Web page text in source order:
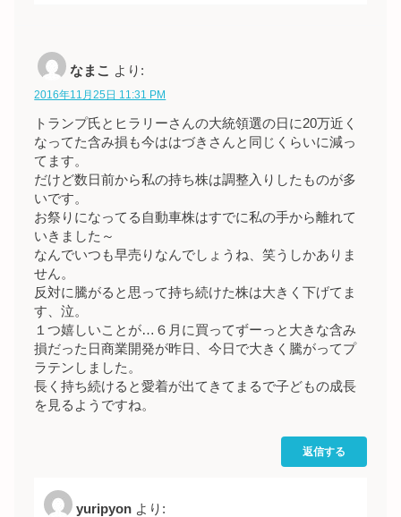
なまこ より:
2016年11月25日 11:31 PM
トランプ氏とヒラリーさんの大統領選の日に20万近く
なってた含み損も今ははづきさんと同じくらいに減っ
てます。
だけど数日前から私の持ち株は調整入りしたものが多
いです。
お祭りになってる自動車株はすでに私の手から離れて
いきました～
なんでいつも早売りなんでしょうね、笑うしかありま
せん。
反対に騰がると思って持ち続けた株は大きく下げてま
す、泣。
１つ嬉しいことが…６月に買ってずーっと大きな含み
損だった日商業開発が昨日、今日で大きく騰がってプ
ラテンしました。
長く持ち続けると愛着が出てきてまるで子どもの成長
を見るようですね。
返信する
yuripyon より: